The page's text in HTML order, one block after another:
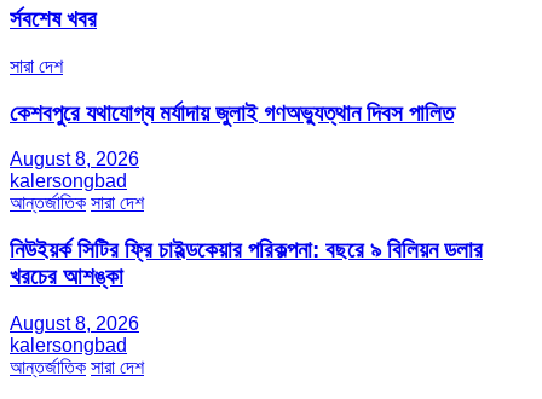
র্সবশেষ খবর
সারা দেশ
কেশবপুরে যথাযোগ্য মর্যাদায় জুলাই গণঅভ্যুত্থান দিবস পালিত
August 8, 2026
kalersongbad
আন্তর্জাতিক সারা দেশ
নিউইয়র্ক সিটির ফ্রি চাইল্ডকেয়ার পরিকল্পনা: বছরে ৯ বিলিয়ন ডলার
খরচের আশঙ্কা
August 8, 2026
kalersongbad
আন্তর্জাতিক সারা দেশ